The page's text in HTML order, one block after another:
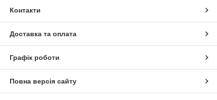
Контакти
Доставка та оплата
Графік роботи
Повна версія сайту